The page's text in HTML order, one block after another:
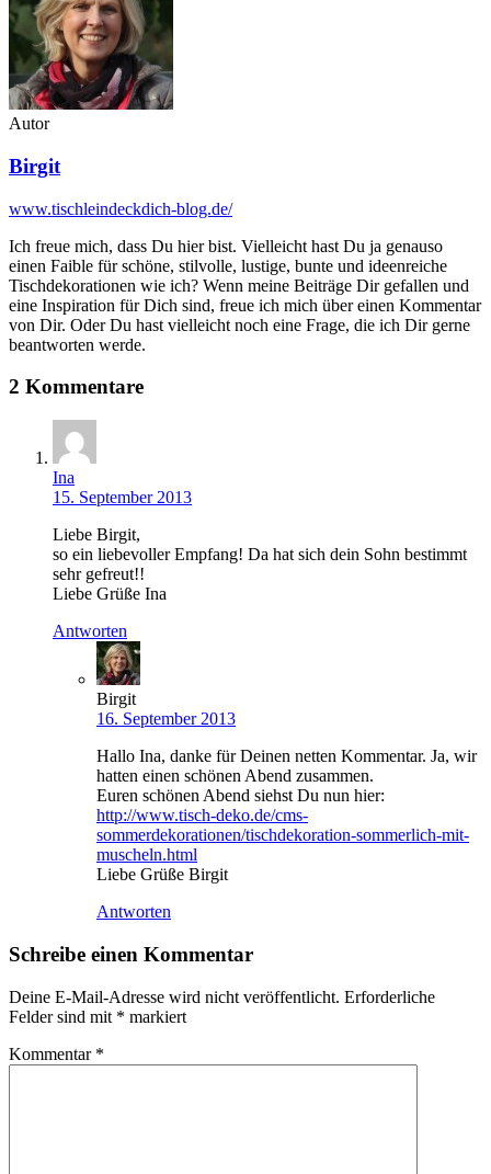
Autor
Birgit
www.tischleindeckdich-blog.de/
Ich freue mich, dass Du hier bist. Vielleicht hast Du ja genauso
einen Faible für schöne, stilvolle, lustige, bunte und ideenreiche
Tischdekorationen wie ich? Wenn meine Beiträge Dir gefallen und
eine Inspiration für Dich sind, freue ich mich über einen Kommentar
von Dir. Oder Du hast vielleicht noch eine Frage, die ich Dir gerne
beantworten werde.
2 Kommentare
Ina
15. September 2013
Liebe Birgit,
so ein liebevoller Empfang! Da hat sich dein Sohn bestimmt
sehr gefreut!!
Liebe Grüße Ina
Antworten
Birgit
16. September 2013
Hallo Ina, danke für Deinen netten Kommentar. Ja, wir
hatten einen schönen Abend zusammen.
Euren schönen Abend siehst Du nun hier:
http://www.tisch-deko.de/cms-
sommerdekorationen/tischdekoration-sommerlich-mit-
muscheln.html
Liebe Grüße Birgit
Antworten
Schreibe einen Kommentar
Deine E-Mail-Adresse wird nicht veröffentlicht. Erforderliche
Felder sind mit * markiert
Kommentar *